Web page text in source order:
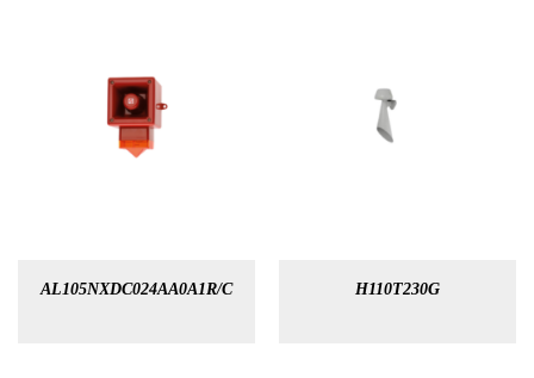
AL105NXDC024AA0A1R/C H110T230G